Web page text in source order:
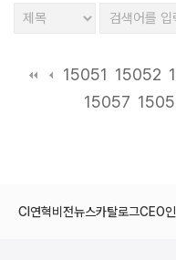
15051 15052
15057
CI 연혁비전뉴스카탈로그CEO